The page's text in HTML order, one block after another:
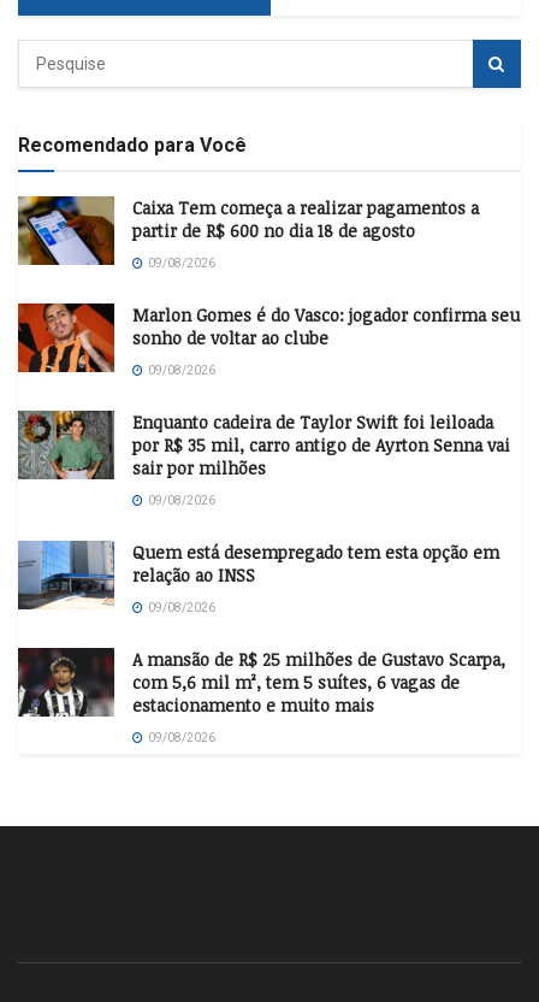
Recomendado para Você
Caixa Tem começa a realizar pagamentos a
partir de R$ 600 no dia 18 de agosto
09/08/2026
Marlon Gomes é do Vasco: jogador confirma seu
sonho de voltar ao clube
09/08/2026
Enquanto cadeira de Taylor Swift foi leiloada
por R$ 35 mil, carro antigo de Ayrton Senna vai
sair por milhões
09/08/2026
Quem está desempregado tem esta opção em
relação ao INSS
09/08/2026
A mansão de R$ 25 milhões de Gustavo Scarpa,
com 5,6 mil m², tem 5 suítes, 6 vagas de
estacionamento e muito mais
09/08/2026